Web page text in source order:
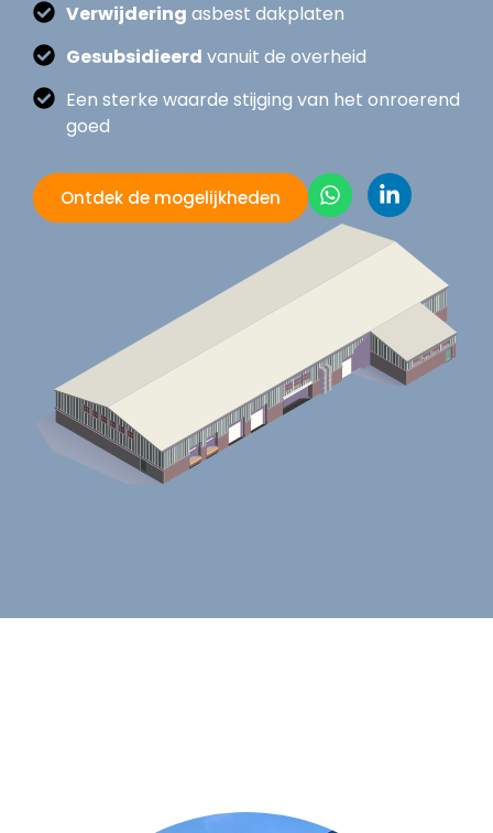
Verwijdering asbest dakplaten
Gesubsidieerd vanuit de overheid
Een sterke waarde stijging van het onroerend
goed
Ontdek de mogelijkheden